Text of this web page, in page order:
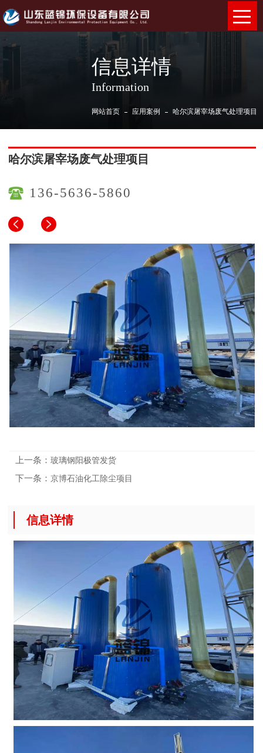
信息详情
Information
网站首页 应用案例 哈尔滨屠宰场废气处理项目
哈尔滨屠宰场废气处理项目
136-5636-5860
上一条：玻璃钢阳极管发货
下一条：京博石油化工除尘项目
信息详情